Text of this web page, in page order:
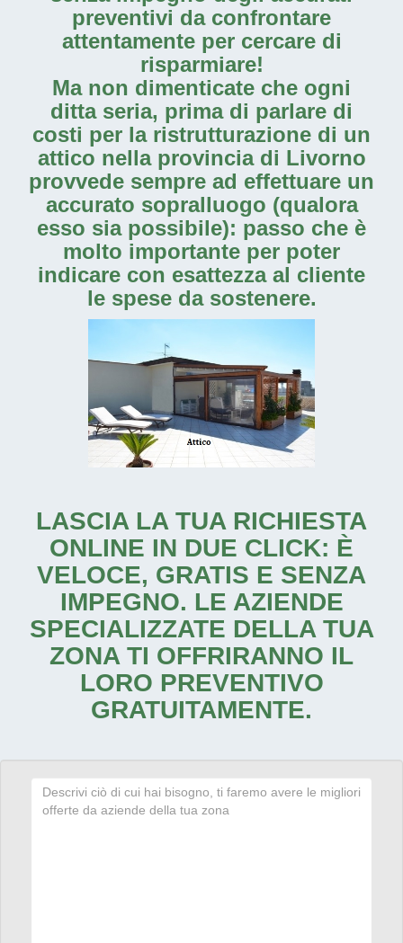
preventivi da confrontare
attentamente per cercare di
risparmiare!
Ma non dimenticate che ogni
ditta seria, prima di parlare di
costi per la ristrutturazione di un
attico nella provincia di Livorno
provvede sempre ad effettuare un
accurato sopralluogo (qualora
esso sia possibile): passo che è
molto importante per poter
indicare con esattezza al cliente
le spese da sostenere.
LASCIA LA TUA RICHIESTA
ONLINE IN DUE CLICK: È
VELOCE, GRATIS E SENZA
IMPEGNO. LE AZIENDE
SPECIALIZZATE DELLA TUA
ZONA TI OFFRIRANNO IL
LORO PREVENTIVO
GRATUITAMENTE.